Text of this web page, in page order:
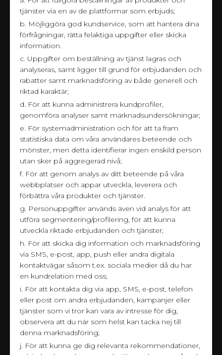
tjänster via en av de plattformar som erbjuds;
b. Möjliggöra god kundservice, som att hantera dina
förfrågningar, rätta felaktiga uppgifter eller skicka
information.
c. Uppgifter om beställning av tjänst lagras och
analyseras, samt ligger till grund för erbjudanden och
rabatter samt marknadsföring av både generell och
riktad karaktär;
d. För att kunna administrera kundprofiler,
genomföra analyser samt marknadsundersökningar;
e. För systemadministration och för att ta fram
statistiska data om våra användares beteende och
mönster, men detta identifierar ingen enskild person
utan sker på aggregerad nivå;
f. För att genom analys av ditt beteende på våra
webbplatser och appar utveckla, leverera och
förbättra våra produkter och tjänster.
g. Personuppgifter används även vid analys för att
utföra segmentering/profilering, för att kunna
utveckla riktade erbjudanden och tjänster;
h. För att skicka dig information och marknadsföring
via SMS, e-post, app, push eller andra digitala
kontaktvägar såsom t.ex. sociala medier då du har
en kundrelation med oss;
i. För att kontakta dig via app, SMS, e-post, telefon
eller post om andra erbjudanden, kampanjer eller
tjänster som vi tror kan vara av intresse för dig,
observera att du när som helst kan tacka nej till
denna marknadsföring;
j. För att kunna ge dig relevanta rekommendationer,